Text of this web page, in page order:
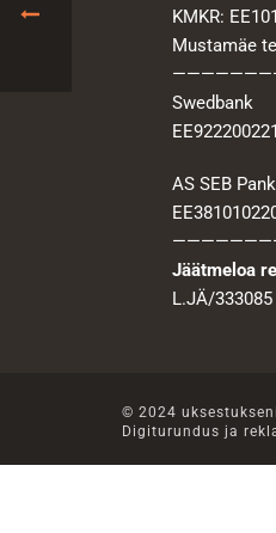
KMKR:
Mustamäe
Swedbank
AS SEB Pank
Jäätmeloa
L.JÄ/333085
© 2024
Digiturundus ja